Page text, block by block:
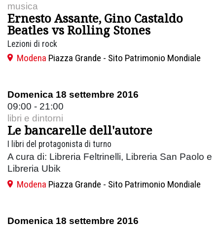
musica
Ernesto Assante, Gino Castaldo
Beatles vs Rolling Stones
Lezioni di rock
Modena Piazza Grande - Sito Patrimonio Mondiale
Domenica 18 settembre 2016
09:00 - 21:00
libri e dintorni
Le bancarelle dell'autore
I libri del protagonista di turno
A cura di: Libreria Feltrinelli, Libreria San Paolo e
Libreria Ubik
Modena Piazza Grande - Sito Patrimonio Mondiale
Domenica 18 settembre 2016